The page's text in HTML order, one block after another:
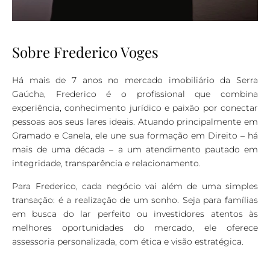
Sobre Frederico Voges
Há mais de 7 anos no mercado imobiliário da Serra
Gaúcha, Frederico é o profissional que combina
experiência, conhecimento jurídico e paixão por conectar
pessoas aos seus lares ideais. Atuando principalmente em
Gramado e Canela, ele une sua formação em Direito – há
mais de uma década – a um atendimento pautado em
integridade, transparência e relacionamento.
Para Frederico, cada negócio vai além de uma simples
transação: é a realização de um sonho. Seja para famílias
em busca do lar perfeito ou investidores atentos às
melhores oportunidades do mercado, ele oferece
assessoria personalizada, com ética e visão estratégica.